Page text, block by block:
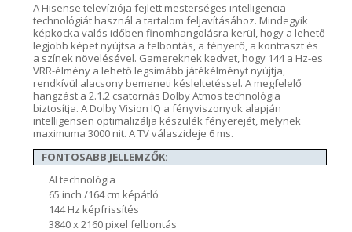
A Hisense televíziójafejlett mesterséges intelligencia
technológiát használ a tartalom feljavításához. Mindegyik
képkocka valós időben finomhangolásra kerül, hogy a lehető
legjobb képet nyújtsa a felbontás, a fényerő, a kontraszt és
a színek növelésével. Gamereknek kedvet, hogy 144a Hz-es
VRR-élmény a lehető legsimább játékélményt nyújtja,
rendkívül alacsony bemeneti késleltetéssel. A megfelelő
hangzást a2.1.2 csatornás DolbyAtmos technológia
biztosítja.A Dolby Vision IQ a fényviszonyok alapján
intelligensen optimalizálja készülékfényerejét, melynek
maximuma3000 nit. A TVválaszideje 6 ms.
FONTOSABB JELLEMZŐK:
AI technológia
65 inch /164 cm képátló
144 Hz képfrissítés
3840 x 2160 pixel felbontás